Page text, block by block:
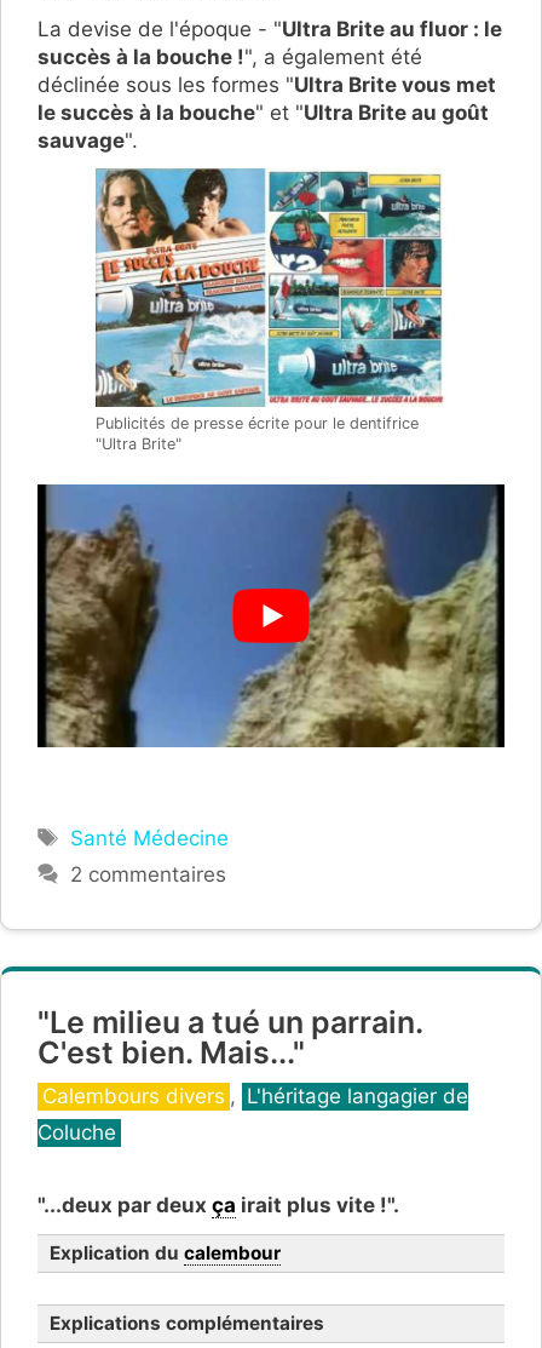
La devise de l'époque - "Ultra Brite au fluor : le
succès à la bouche !", a également été
déclinée sous les formes "Ultra Brite vous met
le succès à la bouche" et "Ultra Brite au goût
sauvage".
Publicités de presse écrite pour le dentifrice
"Ultra Brite"
Étiquettes
Santé Médecine
2 commentaires
"Le milieu a tué un parrain.
C'est bien. Mais..."
Catégories
Calembours divers , L'héritage langagier de
Coluche
"...deux par deux ça irait plus vite !".
Explication du calembour
Explications complémentaires